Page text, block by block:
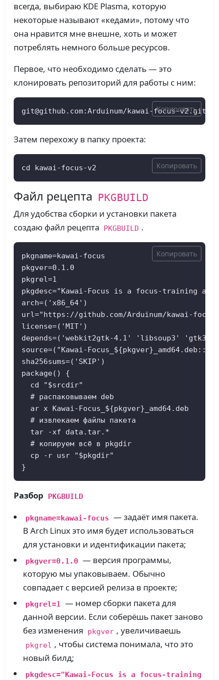
всегда, выбираю KDE Plasma, которую
некоторые называют «кедами», потому что
она нравится мне внешне, хоть и может
потреблять немного больше ресурсов.
Первое, что необходимо сделать — это
клонировать репозиторий для работы с ним:
git@github.com:Arduinum/kawai-focus-v2.git
Копировать
Затем перехожу в папку проекта:
cd kawai-focus-v2 Копировать
Файл рецепта PKGBUILD
Для удобства сборки и установки пакета
создаю файл рецепта
PKGBUILD .
pkgname=kawai-focus
pkgver=0.1.0
pkgrel=1
pkgdesc="Kawai-Focus is a focus-training
arch=('x86_64')
url="https://github.com/Arduinum/kawai-
license=('MIT')
depends=('webkit2gtk-4.1' 'libsoup3'
source=("Kawai-
sha256sums=('SKIP')
package() {
  cd "$srcdir"
  # распаковываем deb
  ar x Kawai-Focus_${pkgver}_amd64.deb
  # извлекаем файлы пакета
  tar -xf data.tar.*
  # копируем всё в pkgdir
  cp -r usr "$pkgdir"
}
Копировать
Разбор PKGBUILD
pkgname=kawai-focus — задаёт имя пакета.
В Arch Linux это имя будет использоваться
для установки и идентификации пакета;
pkgver=0.1.0 — версия программы,
которую мы упаковываем. Обычно
совпадает с версией релиза в проекте;
pkgrel=1
— номер сборки пакета для
данной версии. Если соберёшь пакет заново
без изменения
pkgver , увеличиваешь
pkgrel , чтобы система понимала, что это
новый билд;
pkgdesc="Kawai-Focus is a focus-training